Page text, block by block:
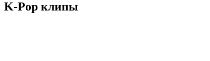
K-Pop клипы